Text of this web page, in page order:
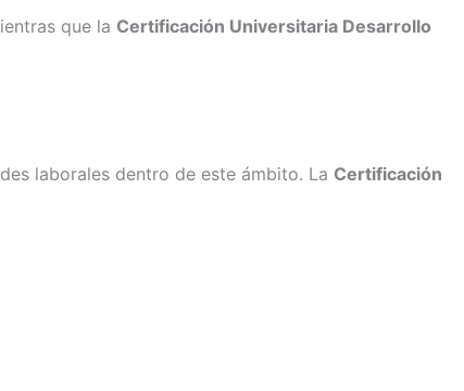
que la Certificación Universitaria Desarrollo
laborales dentro de este ámbito. La Certificación